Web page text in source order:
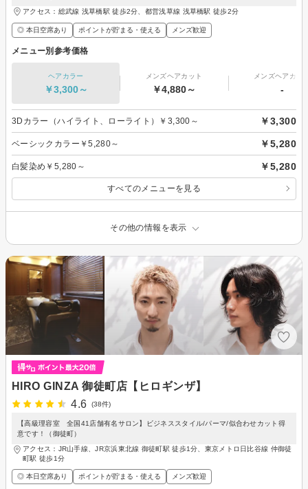
アクセス：総武線 浅草橋駅 徒歩2分、都営浅草線 浅草橋駅 徒歩2分
◎ 本日空席あり ポイントが貯まる・使える メンズ歓迎
メニュー別参考価格
ヘアカラー
￥3,300～
メンズヘアカット
￥4,880～
メンズヘアカラ
-
3Dカラー（ハイライト、ローライト）￥3,300～ ￥3,300
ベーシックカラー￥5,280～ ￥5,280
白髪染め￥5,280～ ￥5,280
すべてのメニューを見る
その他の情報を表示
HIRO GINZA 御徒町店【ヒロギンザ】
4.6
(38件)
【高級理容室 全国41店舗有名サロン】ビジネススタイル/パーマ/似合わせカット得
意です！（御徒町）
アクセス：JR山手線、JR京浜東北線 御徒町駅 徒歩1分、東京メトロ日比谷線 仲御徒
町駅 徒歩1分
◎ 本日空席あり ポイントが貯まる・使える メンズ歓迎